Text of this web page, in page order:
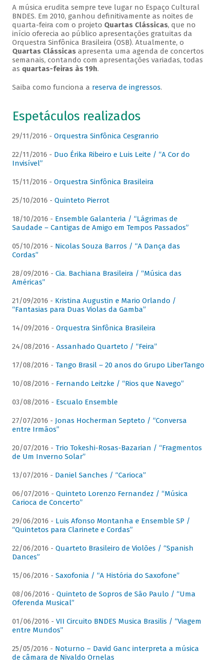
A música erudita sempre teve lugar no Espaço Cultural
BNDES. Em 2010, ganhou definitivamente as noites de
quarta-feira com o projeto Quartas Clássicas, que no
início oferecia ao público apresentações gratuitas da
Orquestra Sinfônica Brasileira (OSB). Atualmente, o
Quartas Clássicasapresenta uma agenda de concertos
semanais, contando com apresentações variadas, todas
as quartas-feiras às 19h.
Saiba como funciona a reserva de ingressos.
Espetáculos realizados
29/11/2016 - Orquestra Sinfônica Cesgranrio
22/11/2016 - Duo Érika Ribeiro e Luis Leite / “A Cor do
Invisível”
15/11/2016 - Orquestra Sinfônica Brasileira
25/10/2016 - Quinteto Pierrot
18/10/2016 - Ensemble Galanteria / “Lágrimas de
Saudade – Cantigas de Amigo em Tempos Passados”
05/10/2016 - Nicolas Souza Barros / “A Dança das
Cordas”
28/09/2016 - Cia. Bachiana Brasileira / “Música das
Américas”
21/09/2016 - Kristina Augustin e Mario Orlando /
“Fantasias para Duas Violas da Gamba”
14/09/2016 - Orquestra Sinfônica Brasileira
24/08/2016 - Assanhado Quarteto / “Feira”
17/08/2016 - Tango Brasil – 20 anos do Grupo LiberTango
10/08/2016 - Fernando Leitzke / “Rios que Navego”
03/08/2016 - Escualo Ensemble
27/07/2016 - Jonas Hocherman Septeto / “Conversa
entre Irmãos”
20/07/2016 - Trio Tokeshi-Rosas-Bazarian / “Fragmentos
de Um Inverno Solar”
13/07/2016 - Daniel Sanches / “Carioca”
06/07/2016 - Quinteto Lorenzo Fernandez / “Música
Carioca de Concerto”
29/06/2016 - Luis Afonso Montanha e Ensemble SP /
“Quintetos para Clarinete e Cordas”
22/06/2016 - Quarteto Brasileiro de Violões / “Spanish
Dances”
15/06/2016 - Saxofonia / “A História do Saxofone”
08/06/2016 - Quinteto de Sopros de São Paulo / “Uma
Oferenda Musical”
01/06/2016 - VII Circuito BNDES Musica Brasilis / “Viagem
entre Mundos”
25/05/2016 - Noturno – David Ganc interpreta a música
de câmara de Nivaldo Ornelas